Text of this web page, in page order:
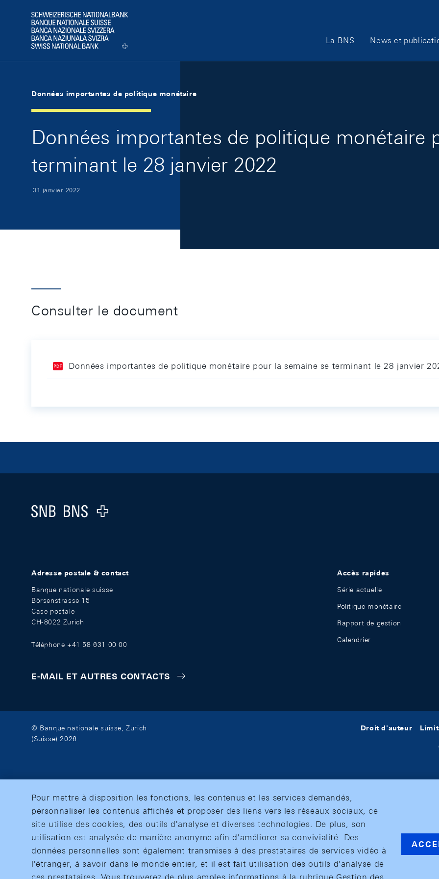
Logo
Main Navigation
La BNS News et
Données importantes de politique monétaire
Données importantes de politique monétaire
terminant le 28 janvier 2022
31 janvier 2022
Consulter le document
Données importantes de politique monétaire pour la semaine se terminant le 28 janvier
Logo
Adresse postale & contact
Banque nationale suisse
Börsenstrasse 15
Case postale
CH-8022 Zurich
Téléphone +41 58 631 00 00
E-MAIL ET AUTRES CONTACTS
Accès rapides
Série actuelle
Politique monétaire
Rapport de gestion
Calendrier
© Banque nationale suisse, Zurich
(Suisse) 2026
Droit d'auteur
Pour mettre à disposition les fonctions, les contenus et les services demandés,
personnaliser les contenus affichés et proposer des liens vers les réseaux sociaux, ce
site utilise des cookies, des outils d'analyse et diverses technologies. De plus, son
utilisation est analysée de manière anonyme afin d'améliorer sa convivialité. Des
données personnelles sont également transmises à des prestataires de services vidéo à
l'étranger, à savoir dans le monde entier, et il est fait utilisation des outils d'analyse de